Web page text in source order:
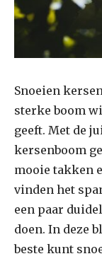
Snoeien
sterke boom
geeft. Met de
kersenboom
mooie takken
vinden het
een paar
doen. In deze
beste kunt